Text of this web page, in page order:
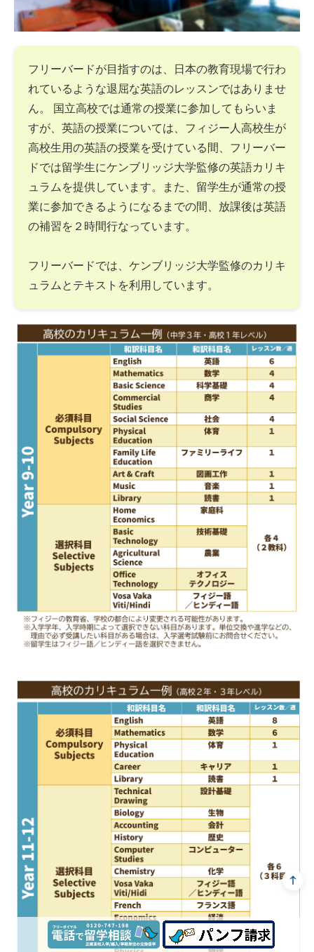
フリーバードが目指すのは、日本の教育現場で行わ
れているような退屈な英語のレッスンではありませ
ん。 国立高校では通常の授業に参加してもらいま
すが、英語の授業については、フィジー人高校生が
高校生用の英語の授業を受けている間、フリーバー
ドでは留学生にケンブリッジ大学監修の英語カリキ
ュラムを提供しています。また、留学生が通常の授
業に参加できるようになるまでの間、放課後は英語
の補習を２時間行なっています。
フリーバードでは、ケンブリッジ大学監修のカリキ
ュラムとテキストを利用しています。